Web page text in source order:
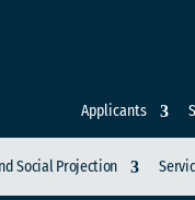
Applicants
Social Projection